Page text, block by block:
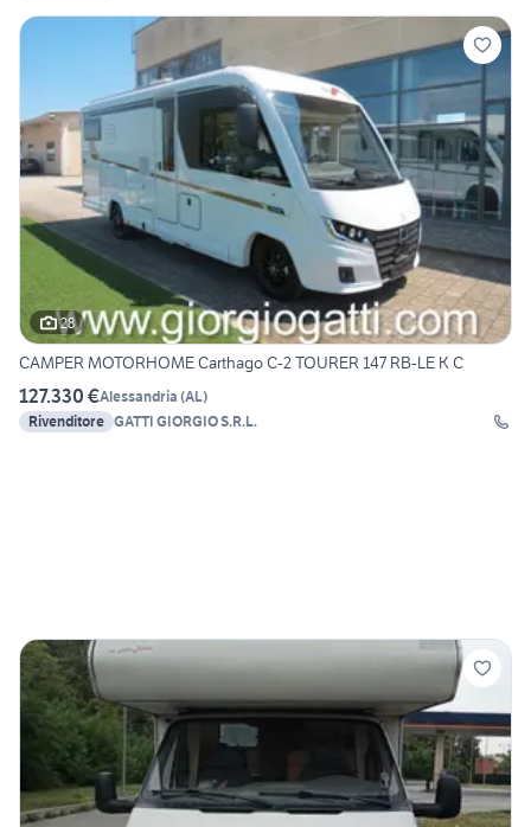
28
CAMPER MOTORHOME Carthago C-2 TOURER 147 RB-LE K C
127.330 €Alessandria (AL)
Rivenditore GATTI GIORGIO S.R.L.